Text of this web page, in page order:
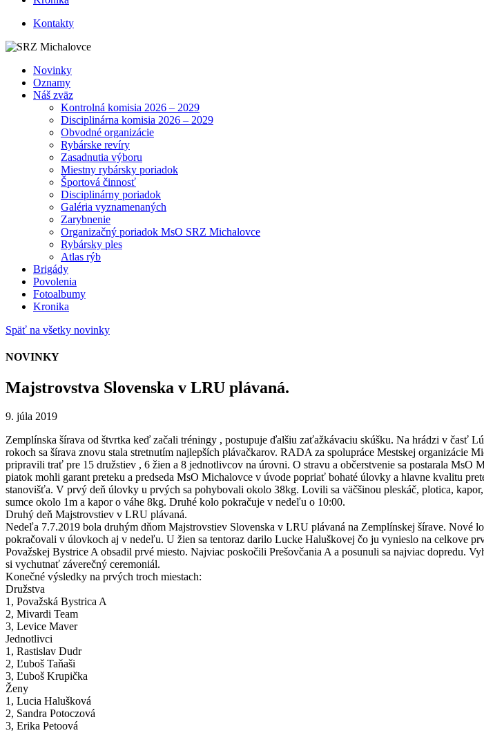
Kontakty
Novinky
Oznamy
Náš zväz
Kontrolná komisia 2026 – 2029
Disciplinárna komisia 2026 – 2029
Obvodné organizácie
Rybárske revíry
Zasadnutia výboru
Miestny rybársky poriadok
Športová činnosť
Disciplinárny poriadok
Galéria vyznamenaných
Zarybnenie
Organizačný poriadok MsO SRZ Michalovce
Rybársky ples
Atlas rýb
Brigády
Povolenia
Fotoalbumy
Kronika
Späť na všetky novinky
NOVINKY
Majstrovstva Slovenska v LRU plávaná.
9. júla 2019
Zemplínska šírava od štvrtka keď začali tréningy , postupuje ďalšiu zaťažkávaciu skúšku. Na hrádzi v časť
rokoch sa šírava znovu stala stretnutím najlepších plávačkarov. RADA za spolupráce Mestskej organizácie
pripravili trať pre 15 družstiev , 6 žien a 8 jednotlivcov na úrovni. O stravu a občerstvenie sa postarala MsO
piatok mohli garant preteku a predseda MsO Michalovce v úvode popriať bohaté úlovky a hlavne kvalitu
stanovišťa. V prvý deň úlovky u prvých sa pohybovali okolo 38kg. Lovili sa väčšinou pleskáč, plotica,
sumce okolo 1m a kapor o váhe 8kg. Druhé kolo pokračuje v nedeľu o 10:00.
Druhý deň Majstrovstiev v LRU plávaná.
Nedeľa 7.7.2019 bola druhým dňom Majstrovstiev Slovenska v LRU plávaná na Zemplínskej šírave. Nové
pokračovali v úlovkoch aj v nedeľu. U žien sa tentoraz darilo Lucke Haluškovej čo ju vynieslo na celkove
Považskej Bystrice A obsadil prvé miesto. Najviac poskočili Prešovčania A a posunuli sa najviac dopredu.
si vychutnať záverečný ceremoniál.
Konečné výsledky na prvých troch miestach:
Družstva
1, Považská Bystrica A
2, Mivardi Team
3, Levice Maver
Jednotlivci
1, Rastislav Dudr
2, Ľuboš Taňaši
3, Ľuboš Krupička
Ženy
1, Lucia Halušková
2, Sandra Potoczová
3, Erika Petoová